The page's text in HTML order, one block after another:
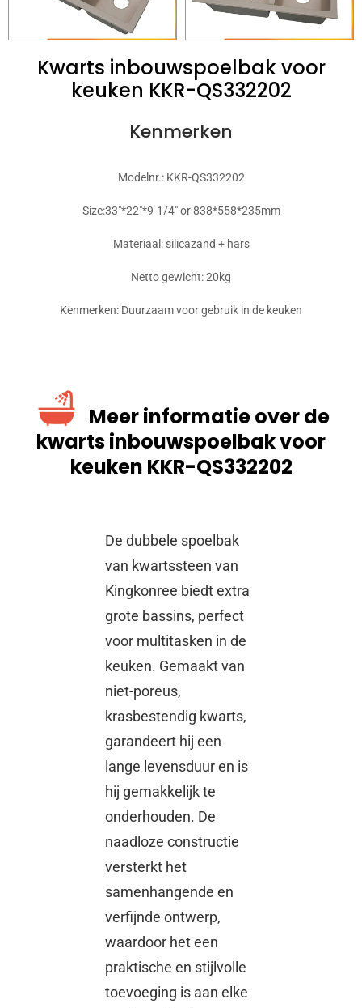
Kwarts inbouwspoelbak voor
keuken KKR-QS332202
Kenmerken
Modelnr.: KKR-QS332202
Size:33"*22"*9-1/4" or 838*558*235mm
Materiaal: silicazand + hars
Netto gewicht: 20kg
Kenmerken: Duurzaam voor gebruik in de keuken
Meer informatie over de
kwarts inbouwspoelbak voor
keuken KKR-QS332202
De dubbele spoelbak
van kwartssteen van
Kingkonree biedt extra
grote bassins, perfect
voor multitasken in de
keuken. Gemaakt van
niet-poreus,
krasbestendig kwarts,
garandeert hij een
lange levensduur en is
hij gemakkelijk te
onderhouden. De
naadloze constructie
versterkt het
samenhangende en
verfijnde ontwerp,
waardoor het een
praktische en stijlvolle
toevoeging is aan elke